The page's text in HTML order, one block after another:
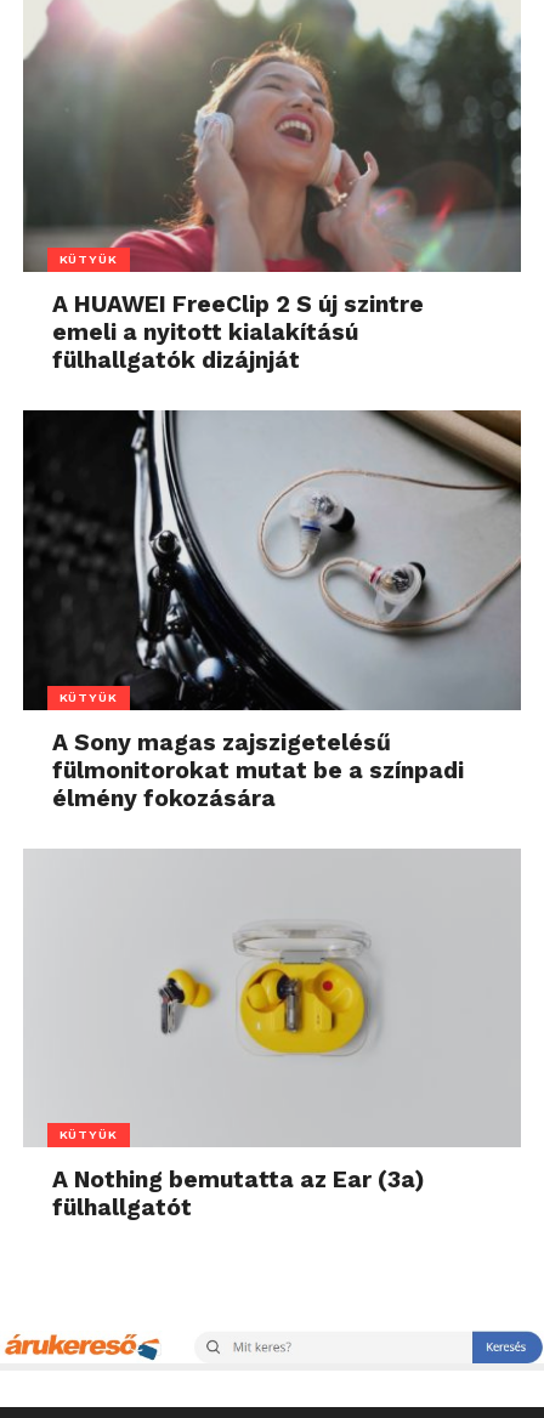
KÜTYÜK
A HUAWEI FreeClip 2 S új szintre
emeli a nyitott kialakítású
fülhallgatók dizájnját
KÜTYÜK
A Sony magas zajszigetelésű
fülmonitorokat mutat be a színpadi
élmény fokozására
KÜTYÜK
A Nothing bemutatta az Ear (3a)
fülhallgatót